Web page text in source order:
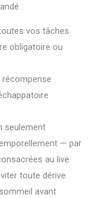
:
vos tâches
obligatoire ou
récompense
seulement
— par
au live
toute dérive
avant